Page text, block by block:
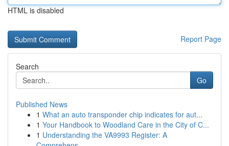
HTML is disabled
Report Page
Search
Go
Published News
1 What an auto transponder chip indicates for aut...
1 Your Handbook to Woodland Care in the City of C...
1 Understanding the VA9993 Register: A